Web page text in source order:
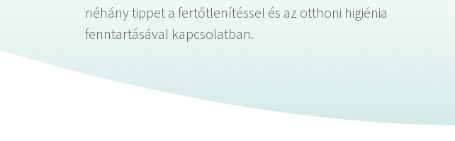
néhány tippet a fertőtlenítéssel és az otthoni higiénia
fenntartásával kapcsolatban.